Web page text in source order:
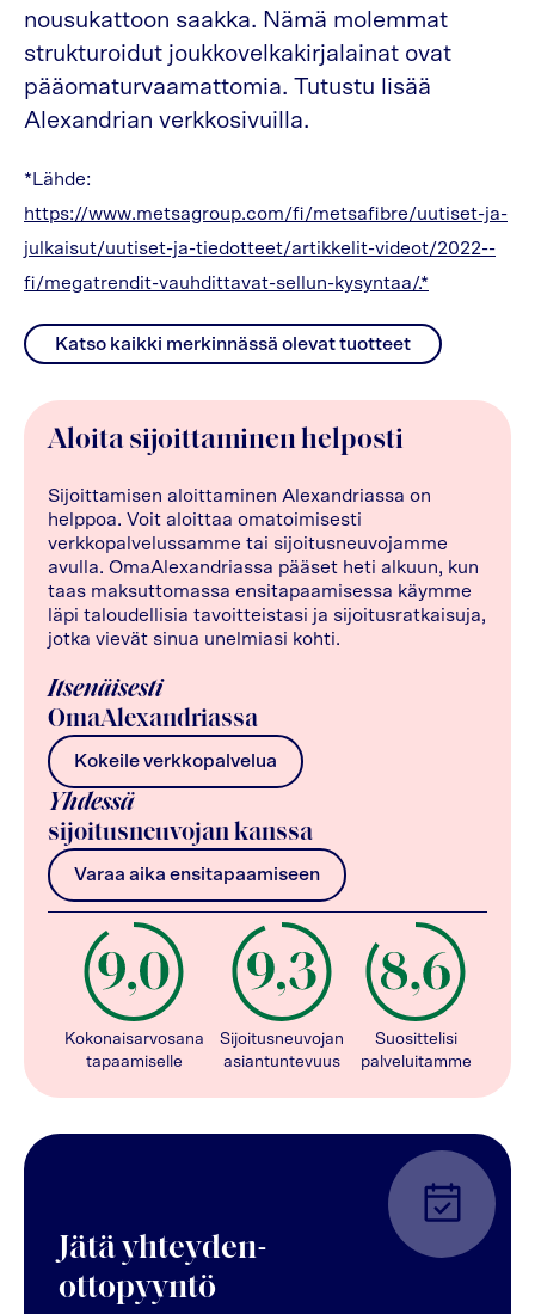
nousukattoon saakka. Nämä molemmat
strukturoidut joukkovelkakirjalainat ovat
pääomaturvaamattomia. Tutustu lisää
Alexandrian verkkosivuilla.
*Lähde:
https://www.metsagroup.com/fi/metsafibre/uutiset-ja-
julkaisut/uutiset-ja-tiedotteet/artikkelit-videot/2022--
fi/megatrendit-vauhdittavat-sellun-kysyntaa/.*
Katso kaikki merkinnässä olevat tuotteet
Aloita sijoittaminen helposti
Sijoittamisen aloittaminen Alexandriassa on
helppoa. Voit aloittaa omatoimisesti
verkkopalvelussamme tai sijoitusneuvojamme
avulla. OmaAlexandriassa pääset heti alkuun, kun
taas maksuttomassa ensitapaamisessa käymme
läpi taloudellisia tavoitteistasi ja sijoitusratkaisuja,
jotka vievät sinua unelmiasi kohti.
Itsenäisesti
OmaAlexandriassa
Kokeile verkkopalvelua
Yhdessä
sijoitusneuvojan kanssa
Varaa aika ensitapaamiseen
Kokonaisarvosana
tapaamiselle
Sijoitusneuvojan
asiantuntevuus
Suosittelisi
palveluitamme
Jätä yhteyden-
ottopyyntö